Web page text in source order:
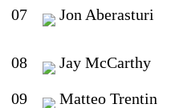
07 Jon Aberasturi
08 Jay McCarthy
09 Matteo Trentin